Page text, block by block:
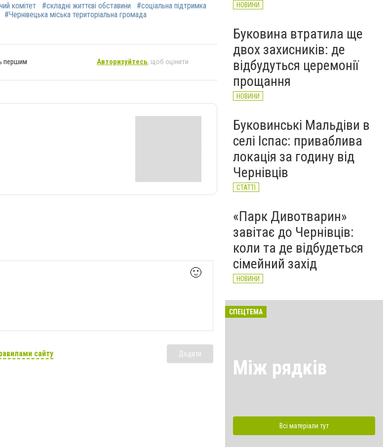
комітет #складні життєві обставини
#соціальна підтримка
#Чернівецька міська територіальна громада
першим Авторизуйтесь, щоб оцінити
🙂
сайту Додати
НОВИНИ
Буковина втратила ще
двох захисників: де
відбудуться церемонії
прощання
НОВИНИ
Буковинські Мальдіви в
селі Іспас: приваблива
локація за годину від
Чернівців
СТАТТІ
«Парк Дивотварин»
завітає до Чернівців:
коли та де відбудеться
сімейний захід
НОВИНИ
СПЕЦТЕМА
Між рядків
Всі матеріали тут